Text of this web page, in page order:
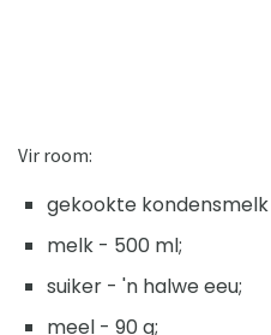
Vir room:
gekookte
melk - 500 ml;
suiker - 'n halwe eeu;
meel - 90 g;